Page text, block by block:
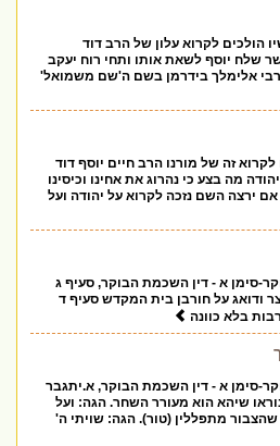
הולכים לקרוא עלון של הרב דוד
שלח יוסף לשאת אותו ותחי רוח יעקב
אלימלך בידרמן בשם ה'שם משמואל'
זה של מורנו הרב חיים יוסף דוד
מה בצע כי נהרוג את אחינו וכיסינו
ירצה השם נזכה לקרוא על יהודה ועל
סימן א - דין השכמת הבוקר, סעיף ג
ודואג על חורבן בית המקדש סעיף ד
בלא כוונה
סימן א - דין השכמת הבוקר, א.יתגבר
שיהא הוא מעורר השחר. הגה: ועל
מתפללין (טור). הגה: שויתי ה'